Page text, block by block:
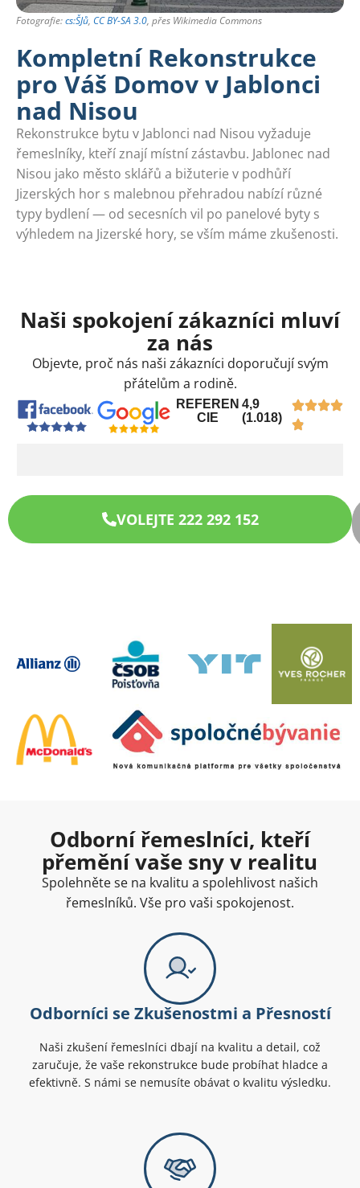
Fotografie:cs:ŠJů, CC BY-SA 3.0, přes Wikimedia Commons
Kompletní Rekonstrukce
pro Váš Domov v Jablonci
nad Nisou
Rekonstrukce bytu v Jablonci nad Nisou vyžaduje
řemeslníky, kteří znají místní zástavbu. Jablonec nad
Nisou jako město sklářů a bižuterie v podhůří
Jizerských hor s malebnou přehradou nabízí různé
typy bydlení — od secesních vil po panelové byty s
výhledem na Jizerské hory, se vším máme zkušenosti.
Naši spokojení zákazníci mluví
za nás
Objevte, proč nás naši zákazníci doporučují svým
přátelům a rodině.
REFEREN
CIE
4,9
(1.018)
VOLEJTE 222 292 152
Odborní řemeslníci, kteří
přemění vaše sny v realitu
Spolehněte se na kvalitu a spolehlivost našich
řemeslníků. Vše pro vaši spokojenost.
Odborníci se Zkušenostmi a Přesností
Naši zkušení řemeslníci dbají na kvalitu a detail, což
zaručuje, že vaše rekonstrukce bude probíhat hladce a
efektivně. S námi se nemusíte obávat o kvalitu výsledku.